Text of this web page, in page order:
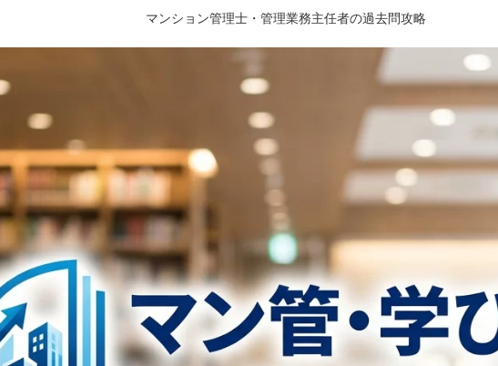
マンション管理士・管理業務主任者の過去問攻略